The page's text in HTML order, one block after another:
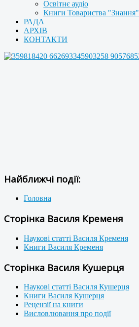
Освітнє аудіо
Книги Товариства "Знання"
РАДА
АРХІВ
КОНТАКТИ
Найближчі події:
Головна
Сторінка Василя Кременя
Наукові статті Василя Кременя
Книги Василя Кременя
Сторінка Василя Кушерця
Наукові статті Василя Кушерця
Книги Василя Кушерця
Рецензії на книги
Висловлювання про події